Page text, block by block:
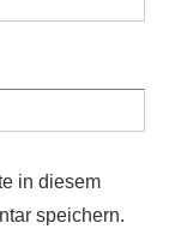
in diesem
speichern.